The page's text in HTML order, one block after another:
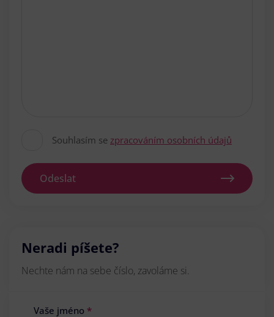
Souhlasím se zpracováním osobních údajů
Odeslat
Neradi píšete?
Nechte nám na sebe číslo, zavoláme si.
Vaše jméno *